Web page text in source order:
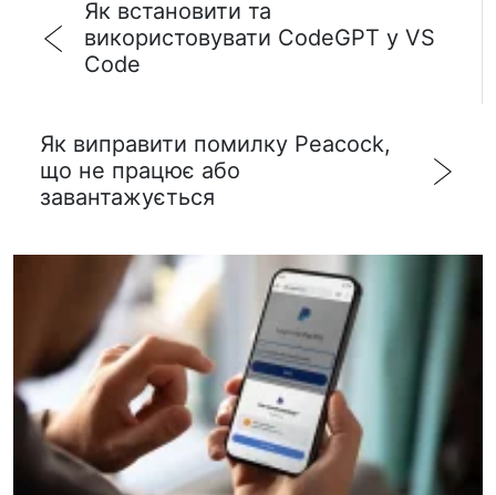
Як встановити та
використовувати CodeGPT у VS
Code
Як виправити помилку Peacock,
що не працює або
завантажується